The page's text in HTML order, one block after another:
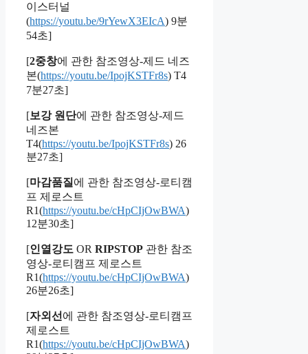
이스터널
(https://youtu.be/9rYewX3EIcA) 9분
54초]
[2중창에 관한 참조영상-제드 네즈
본(https://youtu.be/IpojKSTFr8s) T4
7분27초]
[보강 원단에 관한 참조영상-제드
네즈본
T4(https://youtu.be/IpojKSTFr8s) 26
분27초]
[마감품질 에 관한 참조영상-로티캠
프 제로스트
R1(https://youtu.be/cHpCIjOwBWA)
12분30초]
[인열강도 OR RIPSTOP 관한 참조
영상-로티캠프 제로스트
R1(https://youtu.be/cHpCIjOwBWA)
26분26초]
[자외선 에 관한 참조영상-로티캠프
제로스트
R1(https://youtu.be/cHpCIjOwBWA)